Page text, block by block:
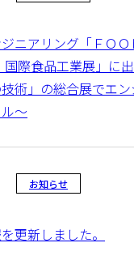
ニアリング「ＦＯ
国際食品工業展」に
術」の総合展でエ
～
お知らせ
更新しました。